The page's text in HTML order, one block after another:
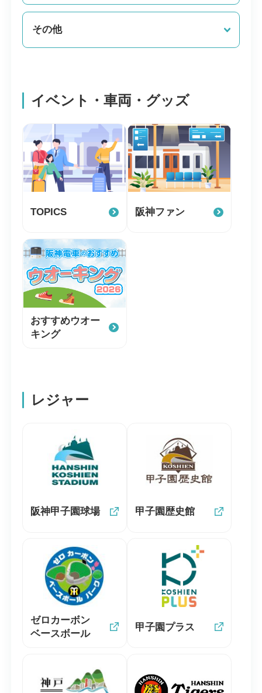
その他
イベント・車両・グッズ
TOPICS 阪神ファン
おすすめウオー
キング
レジャー
阪神甲子園球場 甲子園歴史館
ゼロカーボン
ベースボール
甲子園プラス